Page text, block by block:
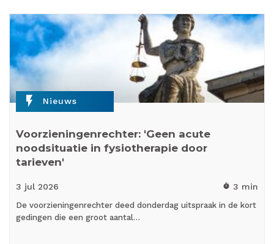
flash_on Nieuws
Voorzieningenrechter: 'Geen acute
noodsituatie in fysiotherapie door
tarieven'
3 jul 2026 timer 3 min
De voorzieningenrechter deed donderdag uitspraak in de kort
gedingen die een groot aantal…